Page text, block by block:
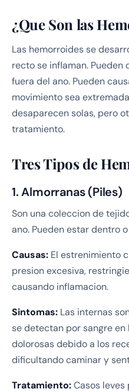
¿Que Son las
Las hemorroides se
recto se inflaman.
fuera del ano. Pueden
movimiento sea
desaparecen solas, pero
tratamiento.
Tres Tipos de
1. Almorranas (Piles)
Son una coleccion de
ano. Pueden estar dentro
Causas: El estrenimiento
presion excesiva,
causando inflamacion.
Sintomas: Las internas
se detectan por sangre en
dolorosas debido a los
dificultando caminar y
Tratamiento:Casos